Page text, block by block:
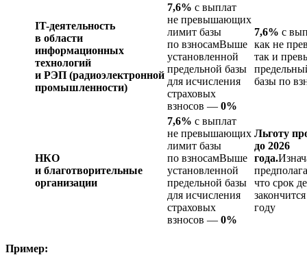
IT-деятельность
в области
информационных
технологий
и РЭП (радиоэлектронной
промышленности)
7,6% с выплат
не превышающих
лимит базы
по взносамВыше
установленной
предельной базы
для исчисления
страховых
взносов — 0%
7,6% с
как не
так и
базы по
НКО
и благотворительные
организации
7,6% с выплат
не превышающих
лимит базы
по взносамВыше
установленной
предельной базы
для исчисления
страховых
взносов — 0%
Льготу
до 2026
года.
что срок
году
Пример: